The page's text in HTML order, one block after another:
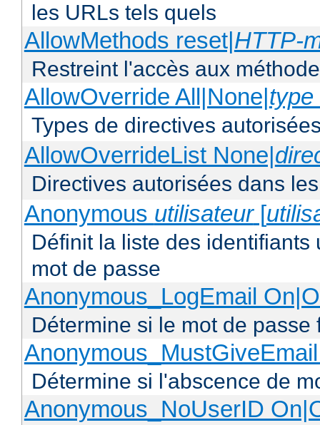
les URLs tels quels
AllowMethods reset|HTTP-
Restreint l'accès aux
AllowOverride All|None|type
Types de directives
AllowOverrideList None|
Directives autorisées dans
Anonymous utilisateur[
Définit la liste des
mot de passe
Anonymous_LogEmail
Détermine si le mot de
Détermine si l'abscence de
Anonymous_NoUserID